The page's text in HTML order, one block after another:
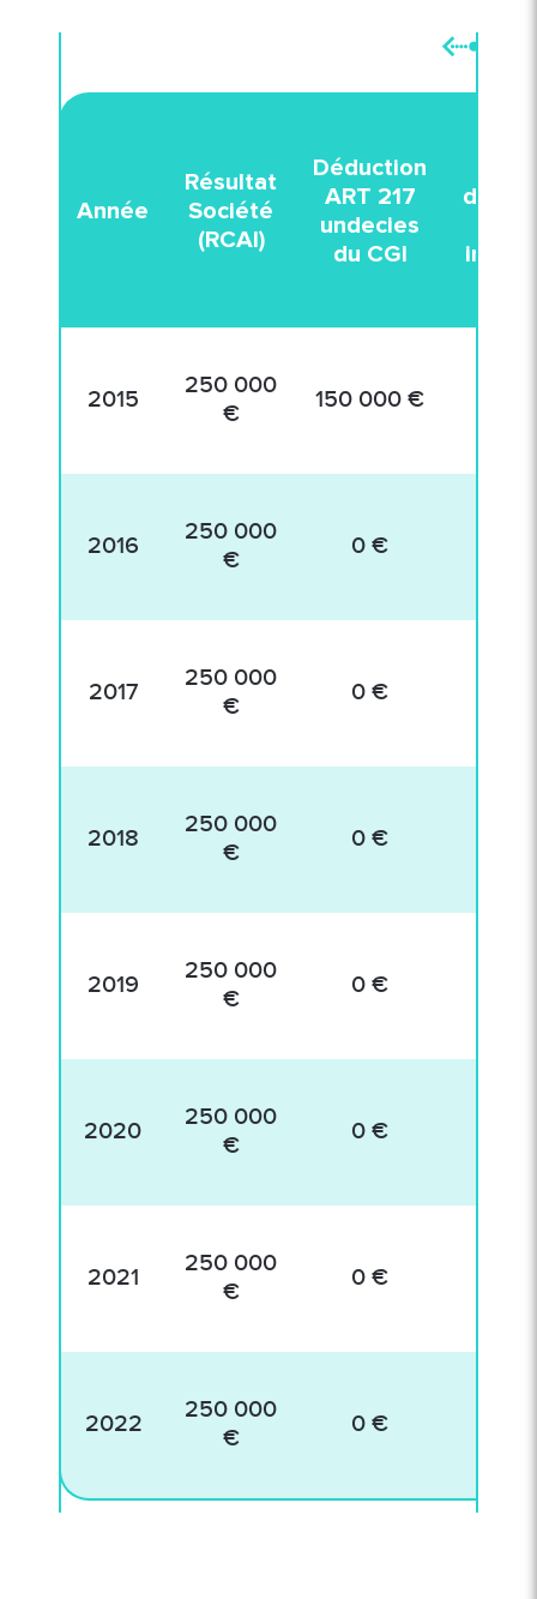
Année
Résultat
Société
(RCAI)
Déduction
ART 217
undecies
du CGI
2015
250 000
€
150 000 €
2016
250 000
€
0 €
2017
250 000
€
0 €
2018
250 000
€
0 €
2019
250 000
€
0 €
2020
250 000
€
0 €
2021
250 000
€
0 €
2022
250 000
€
0 €